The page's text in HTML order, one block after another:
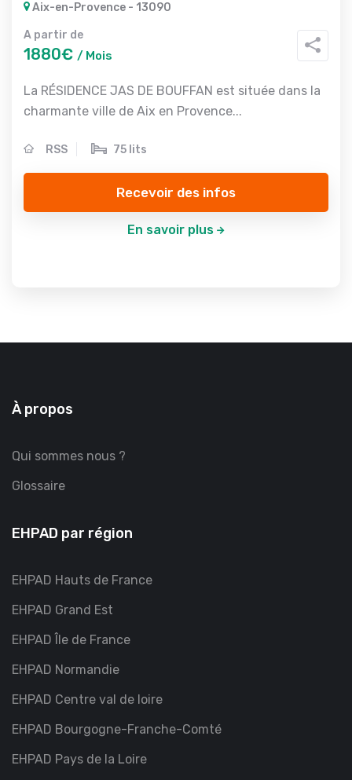
Aix-en-Provence - 13090
A partir de
1880€ / Mois
La RÉSIDENCE JAS DE BOUFFAN est située dans la
charmante ville de Aix en Provence...
RSS 75 lits
Recevoir des infos
En savoir plus
À propos
Qui sommes nous ?
Glossaire
EHPAD par région
EHPAD Hauts de France
EHPAD Grand Est
EHPAD Île de France
EHPAD Normandie
EHPAD Centre val de loire
EHPAD Bourgogne-Franche-Comté
EHPAD Pays de la Loire